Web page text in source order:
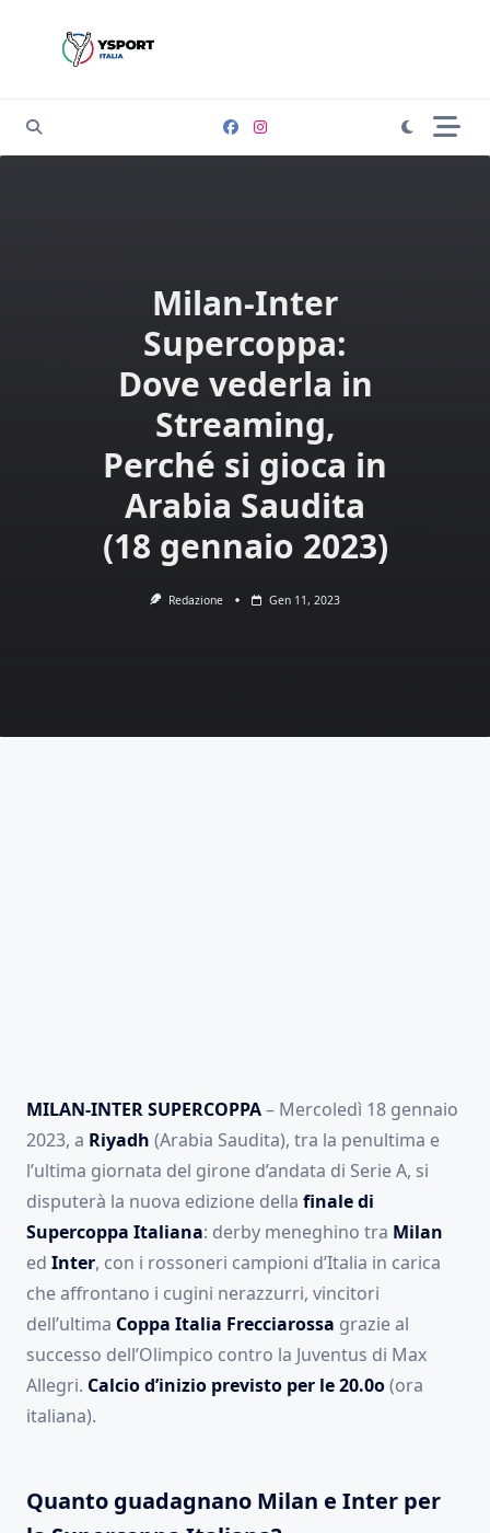
Milan-Inter
Supercoppa:
Dove vederla in
Streaming,
Perché si gioca in
Arabia Saudita
(18 gennaio 2023)
Redazione Gen 11, 2023
MILAN-INTER SUPERCOPPA– Mercoledì 18 gennaio
2023, a Riyadh (Arabia Saudita), tra la penultima e
l’ultima giornata del girone d’andata di Serie A, si
disputerà la nuova edizione della finale di
Supercoppa Italiana: derby meneghino tra Milan
ed Inter, con i rossoneri campioni d’Italia in carica
che affrontano i cugini nerazzurri, vincitori
dell’ultima Coppa Italia Frecciarossa grazie al
successo dell’Olimpico contro la Juventus di Max
Allegri. Calcio d’inizio previsto per le 20.0o(ora
italiana).
Quanto guadagnano Milan e Inter per